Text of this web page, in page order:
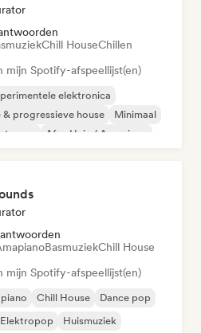
Chill HouseChillen
mijn Spotify-afspeellijst(en)
elektronica
& progressieve house
Minimaal
Afro Huis / Amapiano
BasmuziekChill House
mijn Spotify-afspeellijst(en)
Chill House
Dance pop
Elektropop Huismuziek